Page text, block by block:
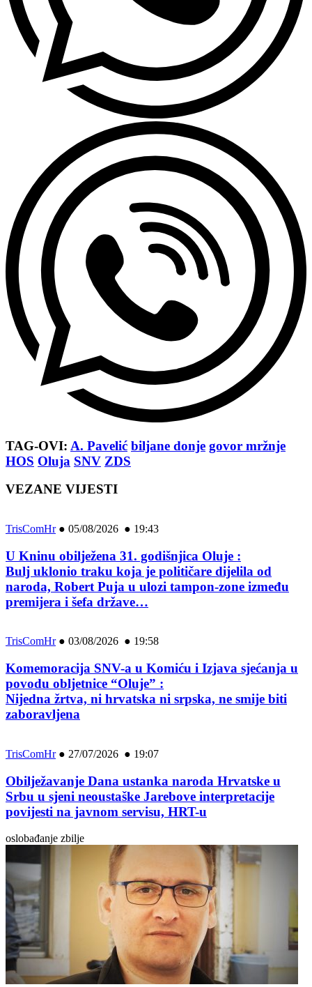
TAG-OVI: A. Pavelić biljane donje govor mržnje
HOS Oluja SNV ZDS
VEZANE VIJESTI
TrisComHr● 05/08/2026 ● 19:43
U Kninu obilježena 31. godišnjica Oluje :
Bulj uklonio traku koja je političare dijelila od
naroda, Robert Puja u ulozi tampon-zone između
premijera i šefa države…
TrisComHr● 03/08/2026 ● 19:58
Komemoracija SNV-a u Komiću i Izjava sjećanja u
povodu obljetnice “Oluje” :
Nijedna žrtva, ni hrvatska ni srpska, ne smije biti
zaboravljena
TrisComHr● 27/07/2026 ● 19:07
Obilježavanje Dana ustanka naroda Hrvatske u
Srbu u sjeni neoustaške Jarebove interpretacije
povijesti na javnom servisu, HRT-u
oslobađanje zbilje